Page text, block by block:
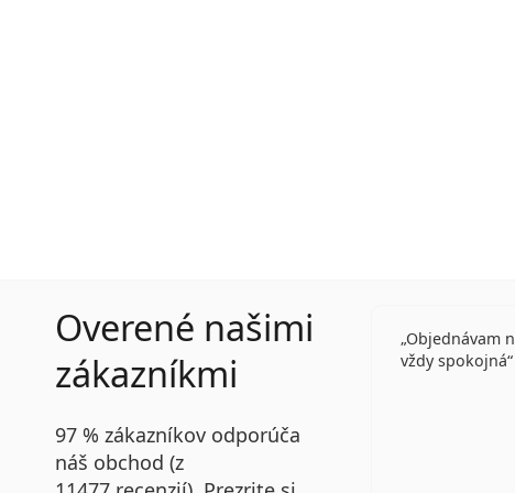
Overené našimi
zákazníkmi
97 % zákazníkov odporúča
náš obchod (z
Objednávam
vždy spokojná